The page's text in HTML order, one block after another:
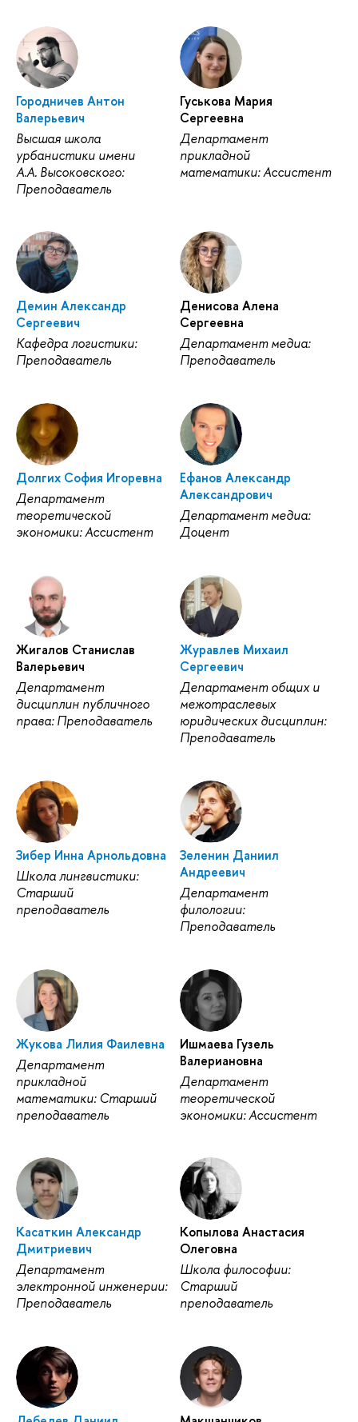
Городничев Антон
Валерьевич
Высшая школа
урбанистики имени
А.А. Высоковского:
Преподаватель
Гуськова Мария
Сергеевна
Департамент
прикладной
математики: Ассистент
Демин Александр
Сергеевич
Кафедра логистики:
Преподаватель
Денисова Алена
Сергеевна
Департамент медиа:
Преподаватель
Долгих София Игоревна
Департамент
теоретической
экономики: Ассистент
Ефанов Александр
Александрович
Департамент медиа:
Доцент
Жигалов Станислав
Валерьевич
Департамент
дисциплин публичного
права: Преподаватель
Журавлев Михаил
Сергеевич
Департамент общих и
межотраслевых
юридических дисциплин:
Преподаватель
Зибер Инна Арнольдовна
Школа лингвистики:
Старший
преподаватель
Зеленин Даниил
Андреевич
Департамент
филологии:
Преподаватель
Жукова Лилия Фаилевна
Департамент
прикладной
математики: Старший
преподаватель
Ишмаева Гузель
Валериановна
Департамент
теоретической
экономики: Ассистент
Касаткин Александр
Дмитриевич
Департамент
электронной инженерии:
Преподаватель
Копылова Анастасия
Олеговна
Школа философии:
Старший
преподаватель